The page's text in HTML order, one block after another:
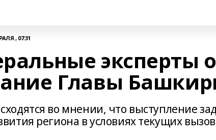
, 07:31
эксперты
Главы
во мнении, что выступление
региона в условиях текущих